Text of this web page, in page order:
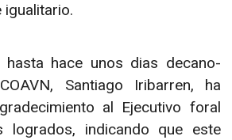
igualitario.
hace unos dias decano-
Santiago Iribarren, ha
al Ejecutivo foral
logrados, indicando que este